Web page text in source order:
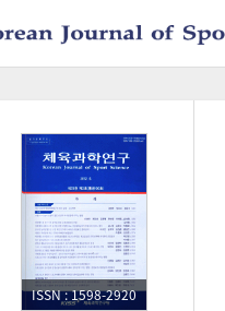
ISSN : 1598-2920